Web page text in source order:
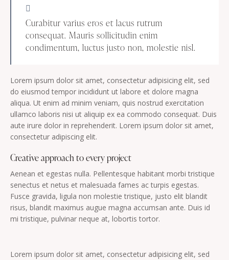
Curabitur varius eros et lacus rutrum
consequat. Mauris sollicitudin enim
condimentum, luctus justo non, molestie nisl.
Lorem ipsum dolor sit amet, consectetur adipisicing elit, sed
do eiusmod tempor incididunt ut labore et dolore magna
aliqua. Ut enim ad minim veniam, quis nostrud exercitation
ullamco laboris nisi ut aliquip ex ea commodo consequat. Duis
aute irure dolor in reprehenderit. Lorem ipsum dolor sit amet,
consectetur adipiscing elit.
Creative approach to every project
Aenean et egestas nulla. Pellentesque habitant morbi tristique
senectus et netus et malesuada fames ac turpis egestas.
Fusce gravida, ligula non molestie tristique, justo elit blandit
risus, blandit maximus augue magna accumsan ante. Duis id
mi tristique, pulvinar neque at, lobortis tortor.
Lorem ipsum dolor sit amet, consectetur adipisicing elit, sed